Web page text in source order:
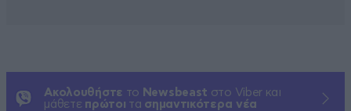
Ακολουθήστε το Newsbeast στο Viber και
μάθετε πρώτοι τα σημαντικότερα νέα